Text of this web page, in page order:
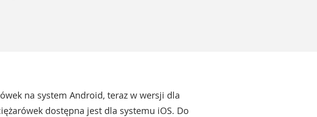
na system Android, teraz w wersji dla
dostępna jest dla systemu iOS. Do